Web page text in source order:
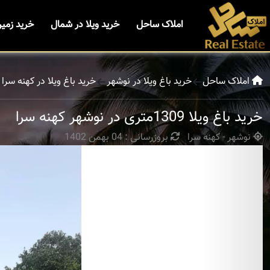
املاک ساحل خرید ویلا در شمال خرید
املاک ساحل خرید باغ ویلا در نوشهر خرید باغ ویلا در کهنه سرا
خرید باغ ویلا 1309متری در نوشهر کهنه سرا
نوشهر - کهنه سرا بروزرسانی : 04 بهمن 1402